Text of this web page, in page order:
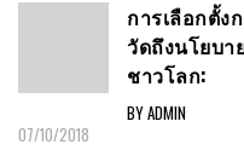
การเลือกตั้ง
วัดถึงนโยบา
ชาวโลก:
BY ADMIN
07/10/2018